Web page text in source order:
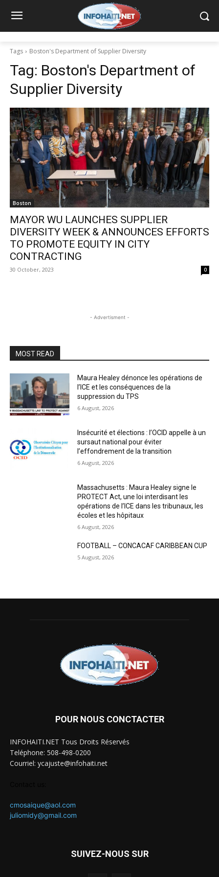
Tags Boston's Department of Supplier Diversity
Tag: Boston's Department of
Supplier Diversity
Boston
MAYOR WU LAUNCHES SUPPLIER
DIVERSITY WEEK & ANNOUNCES EFFORTS
TO PROMOTE EQUITY IN CITY
CONTRACTING
30 October, 2023 0
- Advertisment -
MOST READ
Maura Healey dénonce les opérations de
l’ICE et les conséquences de la
suppression du TPS
6 August, 2026
Insécurité et élections : l’OCID appelle à un
sursaut national pour éviter
l’effondrement de la transition
6 August, 2026
Massachusetts : Maura Healey signe le
PROTECT Act, une loi interdisant les
opérations de l’ICE dans les tribunaux, les
écoles et les hôpitaux
6 August, 2026
FOOTBALL – CONCACAF CARIBBEAN CUP
5 August, 2026
POUR NOUS CONCTACTER
INFOHAITI.NET Tous Droits Réservés
Teléphone: 508-498-0200
Courriel: ycajuste@infohaiti.net
cmosaique@aol.com
juliomidy@gmail.com
SUIVEZ-NOUS SUR